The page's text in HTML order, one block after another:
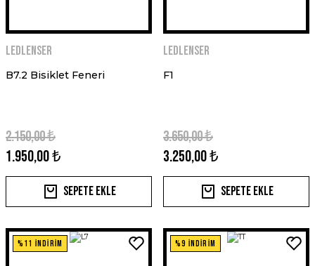
Ledlenser
B7.2 Bisiklet Feneri
1.950,00 ₺
2.150,00 ₺
Sepete Ekle
Ledlenser
F1
3.250,00 ₺
3.650,00 ₺
Sepete Ekle
%11 İNDİRİM %9 İNDİRİM